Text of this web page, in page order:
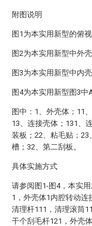
附图说明
图1为本实用新型的俯
图2为本实用新型中外
图3为本实用新型中内
图4为本实用新型图3中
图中：1、外壳体；11
13、连接壳体；131、
装板；22、粘毛贴；
槽；32、第二刮板。
具体实施方式
请参阅图1-图4，本实
1，外壳体1内腔转动
清理杆111，清理滚筒
干个刮毛杆121，外壳